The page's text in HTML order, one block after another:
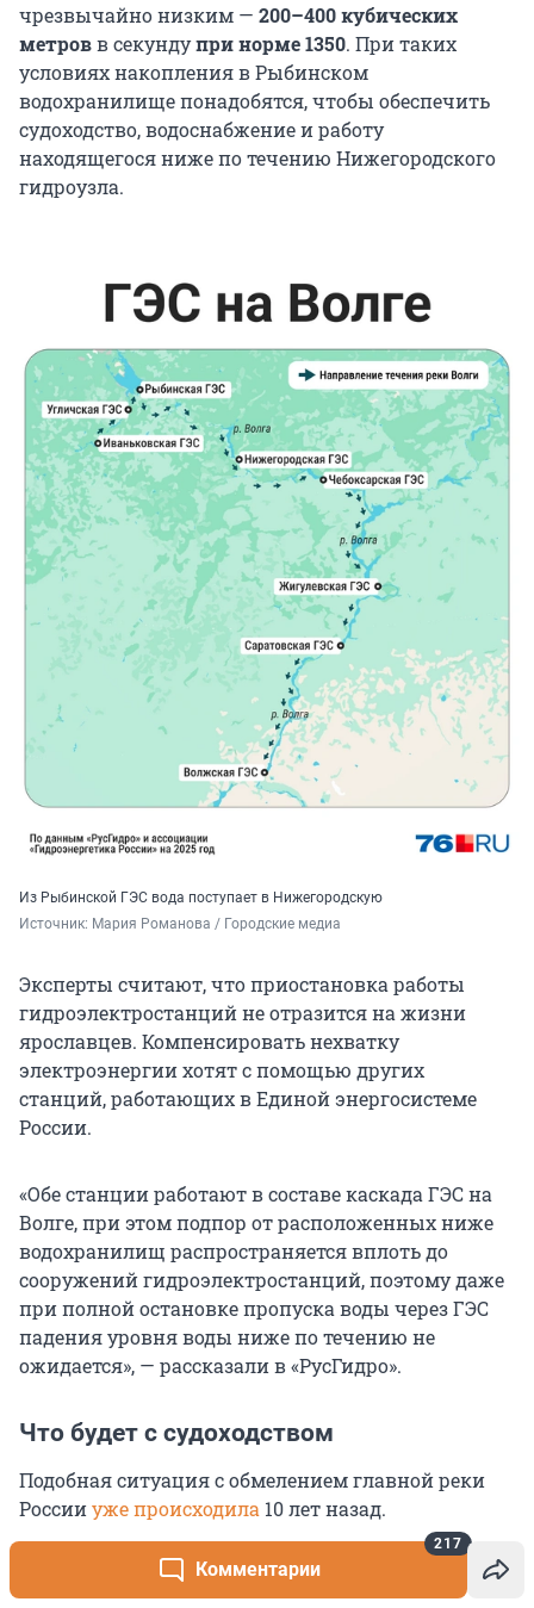
Комментарии
217
чрезвычайно низким — 200–400 кубических
метровв секундупринорме 1350. При таких
условиях накопления в Рыбинском
водохранилище понадобятся, чтобы обеспечить
судоходство, водоснабжение и работу
находящегося ниже по течению Нижегородского
гидроузла.
Из Рыбинской ГЭС вода поступает в Нижегородскую
Источник: Мария Романова / Городские медиа
Эксперты считают, что приостановка работы
гидроэлектростанций не отразится на жизни
ярославцев. Компенсировать нехватку
электроэнергии хотят с помощью других
станций, работающих в Единой энергосистеме
России.
«Обе станции работают в составе каскада ГЭС на
Волге, при этом подпор от расположенных ниже
водохранилищ распространяется вплоть до
сооружений гидроэлектростанций, поэтому даже
при полной остановке пропуска воды через ГЭС
падения уровня воды ниже по течению не
ожидается», — рассказали в «РусГидро».
Что будет с судоходством
Подобная ситуация с обмелением главной реки
Россииуже происходила 10 летназад.
В 2014–2015 годахГЭС в Ярославской области тоже
останавливали из-за нехватки воды. Проблемы с
работой станций тянулись до осени. В результате